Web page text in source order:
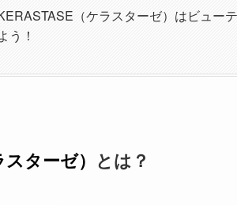
（ケラスターゼ）はビュー
う！
ターゼ） とは？